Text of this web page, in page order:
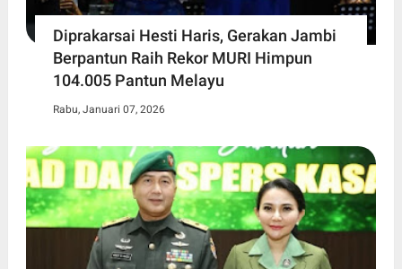
Diprakarsai Hesti Haris, Gerakan Jambi
Berpantun Raih Rekor MURI Himpun
104.005 Pantun Melayu
Rabu, Januari 07, 2026